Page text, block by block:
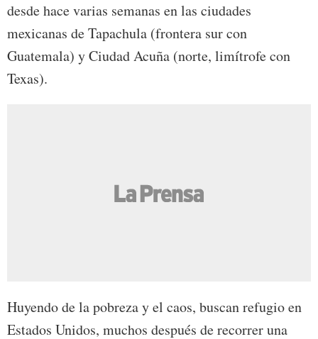
desde hace varias semanas en las ciudades
mexicanas de Tapachula (frontera sur con
Guatemala) y Ciudad Acuña (norte, limítrofe con
Texas).
Huyendo de la pobreza y el caos, buscan refugio en
Estados Unidos, muchos después de recorrer una